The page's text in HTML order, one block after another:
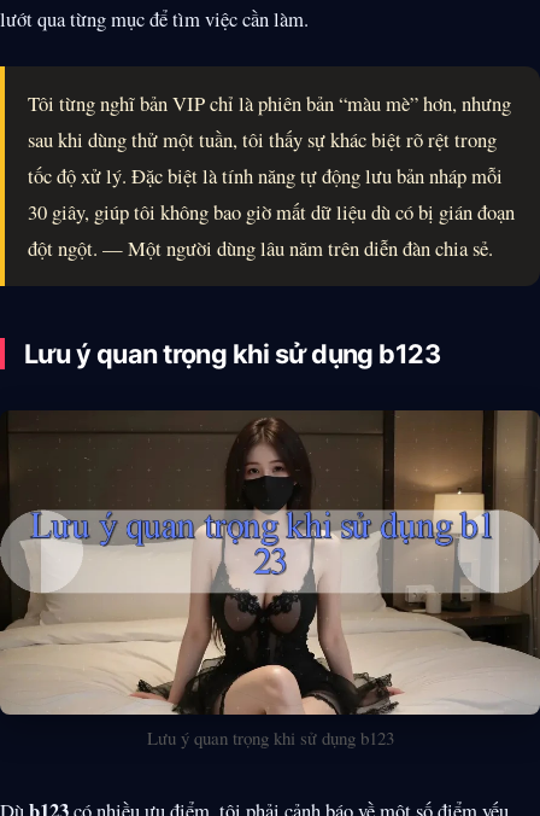
lướt qua từng mục để tìm việc cần làm.
Tôi từng nghĩ bản VIP chỉ là phiên bản “màu mè” hơn, nhưng
sau khi dùng thử một tuần, tôi thấy sự khác biệt rõ rệt trong
tốc độ xử lý. Đặc biệt là tính năng tự động lưu bản nháp mỗi
30 giây, giúp tôi không bao giờ mất dữ liệu dù có bị gián đoạn
đột ngột. — Một người dùng lâu năm trên diễn đàn chia sẻ.
Lưu ý quan trọng khi sử dụng b123
Lưu ý quan trọng khi sử dụng b123